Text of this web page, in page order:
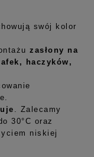
swój kolor
zasłony na
haczyków,
. Zalecamy
30°C oraz
niskiej